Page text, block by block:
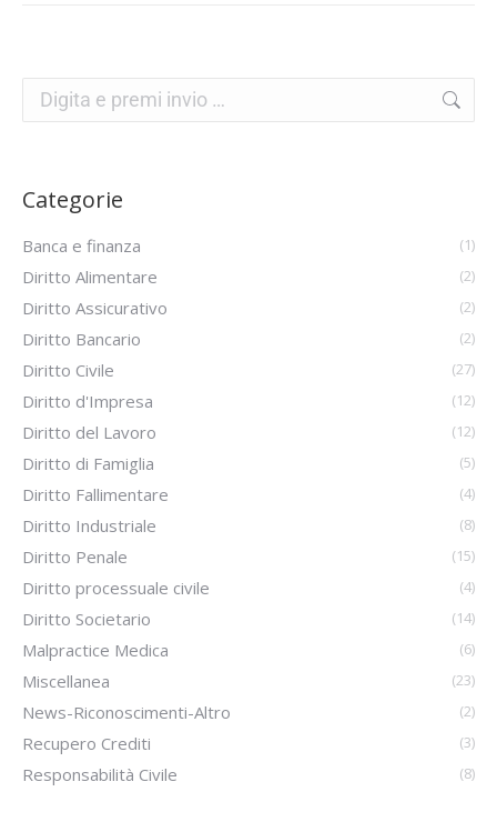
Categorie
Banca e finanza (1)
Diritto Alimentare (2)
Diritto Assicurativo (2)
Diritto Bancario (2)
Diritto Civile (27)
Diritto d'Impresa (12)
Diritto del Lavoro (12)
Diritto di Famiglia (5)
Diritto Fallimentare (4)
Diritto Industriale (8)
Diritto Penale (15)
Diritto processuale civile (4)
Diritto Societario (14)
Malpractice Medica (6)
Miscellanea (23)
News-Riconoscimenti-Altro (2)
Recupero Crediti (3)
Responsabilità Civile (8)